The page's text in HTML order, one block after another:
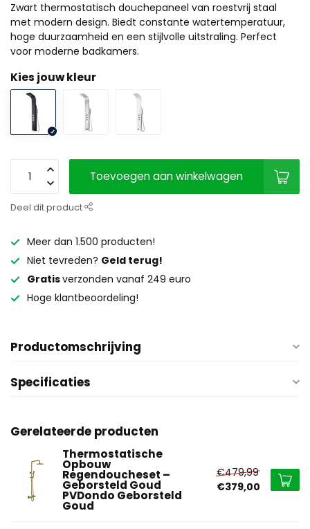
Zwart thermostatisch douchepaneel van roestvrij staal
met modern design. Biedt constante watertemperatuur,
hoge duurzaamheid en een stijlvolle uitstraling. Perfect
voor moderne badkamers.
Kies jouw kleur
Toevoegen aan winkelwagen
Deel dit product
Meer dan 1.500 producten!
Niet tevreden? Geld terug!
Gratisverzonden vanaf 249 euro
Hoge klantbeoordeling!
Productomschrijving
Specificaties
Gerelateerde producten
Thermostatische
Opbouw
Regendoucheset –
Geborsteld Goud
PVDondo Geborsteld
Goud
€479,99
€379,00